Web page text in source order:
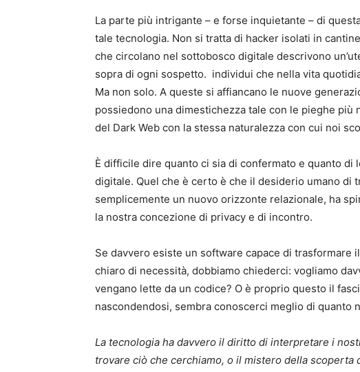
La parte più intrigante – e forse inquietante – di
tale tecnologia. Non si tratta di hacker isolati in
che circolano nel sottobosco digitale descrivono
sopra di ogni sospetto. individui che nella vita
Ma non solo. A queste si affiancano le nuove
possiedono una dimestichezza tale con le pieghe più
del Dark Web con la stessa naturalezza con cui noi
È difficile dire quanto ci sia di confermato e quanto
digitale. Quel che è certo è che il desiderio umano di
semplicemente un nuovo orizzonte relazionale, ha
la nostra concezione di privacy e di incontro.
Se davvero esiste un software capace di trasformare
chiaro di necessità, dobbiamo chiederci: vogliamo
vengano lette da un codice? O è proprio questo il
nascondendosi, sembra conoscerci meglio di quanto
La tecnologia ha davvero il diritto di interpretare i
trovare ciò che cerchiamo, o il mistero della